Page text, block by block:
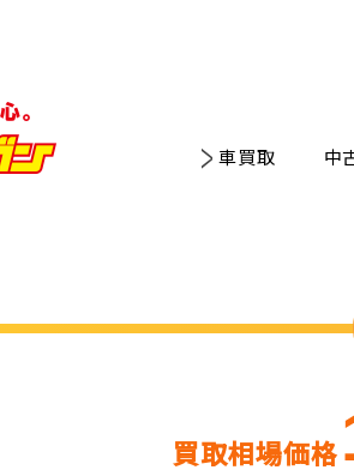
車買取 中
買取相場価格